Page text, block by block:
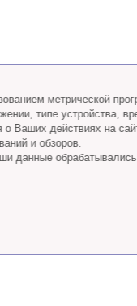
метрической
типе устройства,
Ваших действиях на
и обзоров.
данные